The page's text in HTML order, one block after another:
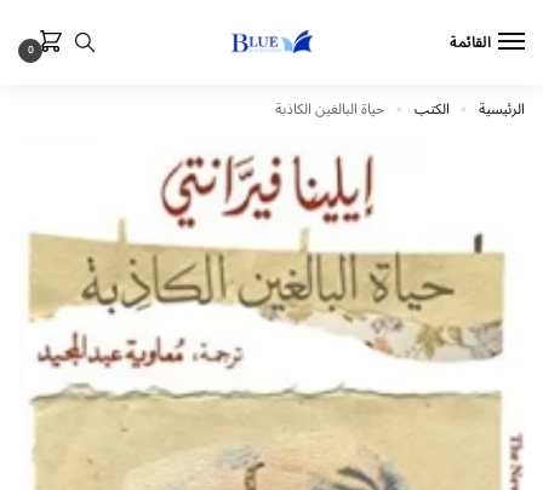
القائمة 0
الرئيسية » الكتب » حياة البالغين الكاذبة